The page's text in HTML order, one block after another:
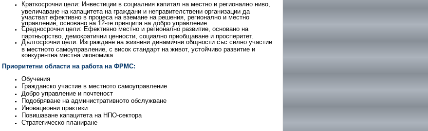
Краткосрочни цели: Инвестиции в социалния капитал на местно и регионално ниво,
увеличаване на капацитета на граждани и неправителствени организации да
участват ефективно в процеса на вземане на решения, регионално и местно
управление, основано на 12-те принципа на добро управление.
Средносрочни цели: Eфективно местно и регионално развитие, основано на
партньорство, демократични ценности, социално приобщаване и просперитет.
Дългосрочни цели: Изграждане на жизнени динамични общности със силно участие
в местното самоуправление, с висок стандарт на живот, устойчиво развитие и
конкурентна местна икономика.
Приоритетни области на работа на ФРМС:
Обучения
Гражданско участие в местното самоуправление
Добро управление и почтеност
Подобряване на административното обслужване
Иновационни практики
Повишаване капацитета на НПО-сектора
Стратегическо планиране